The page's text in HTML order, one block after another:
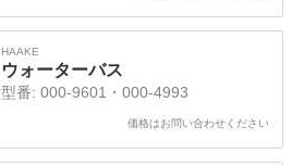
HAAKE
ウォーターバス
型番: 000-9601・000-4993
価格はお問い合わせください